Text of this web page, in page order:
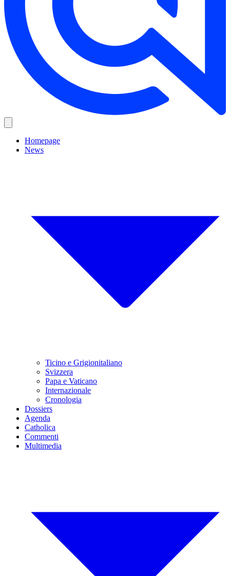
Homepage
News
Ticino e Grigionitaliano
Svizzera
Papa e Vaticano
Internazionale
Cronologia
Dossiers
Agenda
Catholica
Commenti
Multimedia